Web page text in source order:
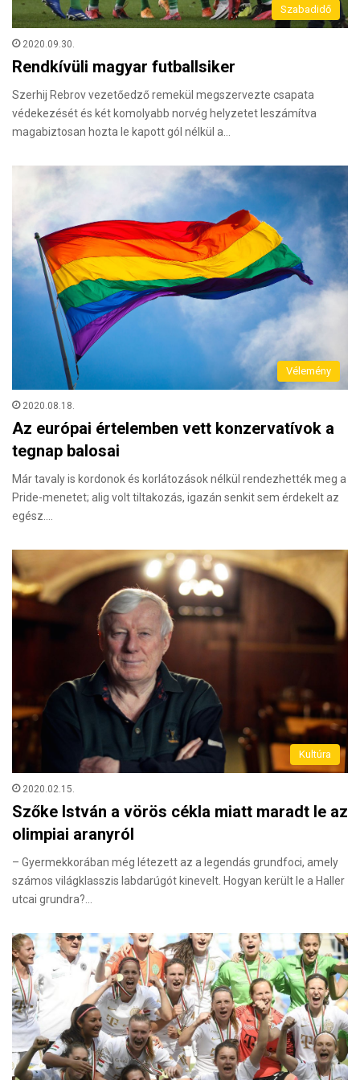
Szabadidő
2020.09.30.
Rendkívüli magyar futballsiker
Szerhij Rebrov vezetőedző remekül megszervezte csapata
védekezését és két komolyabb norvég helyzetet leszámítva
magabiztosan hozta le kapott gól nélkül a…
Vélemény
2020.08.18.
Az európai értelemben vett konzervatívok a
tegnap balosai
Már tavaly is kordonok és korlátozások nélkül rendezhették meg a
Pride-menetet; alig volt tiltakozás, igazán senkit sem érdekelt az
egész.…
Kultúra
2020.02.15.
Szőke István a vörös cékla miatt maradt le az
olimpiai aranyról
– Gyermekkorában még létezett az a legendás grundfoci, amely
számos világklasszis labdarúgót kinevelt. Hogyan került le a Haller
utcai grundra?…